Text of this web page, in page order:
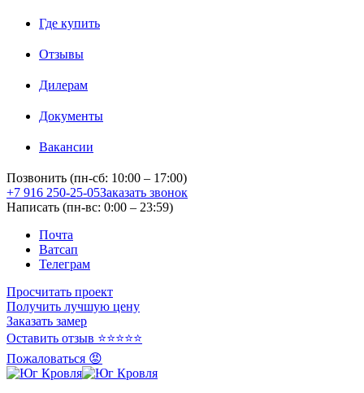
Где купить
Отзывы
Дилерам
Документы
Вакансии
Позвонить (пн-сб: 10:00 – 17:00)
+7 916 250-25-05Заказать звонок
Написать (пн-вс: 0:00 – 23:59)
Почта
Ватсап
Телеграм
Просчитать проект
Получить лучшую цену
Заказать замер
Оставить отзыв ⭐⭐⭐⭐⭐
Пожаловаться 😡